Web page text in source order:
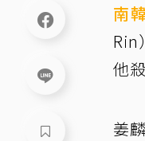
南
Rin
他
姜